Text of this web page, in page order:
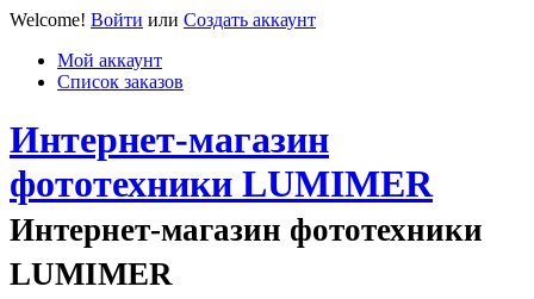
Welcome! Войти или Создать аккаунт
Мой аккаунт
Список заказов
Интернет-магазин
фототехники LUMIMER
Интернет-магазин фототехники
LUMIMER